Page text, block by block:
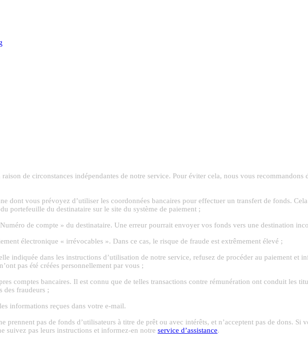
de circonstances indépendantes de notre service. Pour éviter cela, nous vous recommandons
dont vous prévoyez d’utiliser les coordonnées bancaires pour effectuer un transfert de fonds.
portefeuille du destinataire sur le site du système de paiement ;
de compte » du destinataire. Une erreur pourrait envoyer vos fonds vers une destination
électronique « irrévocables ». Dans ce cas, le risque de fraude est extrêmement élevé ;
indiquée dans les instructions d’utilisation de notre service, refusez de procéder au paiement et
pas été créées personnellement par vous ;
comptes bancaires. Il est connu que de telles transactions contre rémunération ont conduit les
des fraudeurs ;
informations reçues dans votre e-mail.
pas de fonds d’utilisateurs à titre de prêt ou avec intérêts, et n’acceptent pas de dons. Si
suivez pas leurs instructions et informez-en notre service d’assistance.